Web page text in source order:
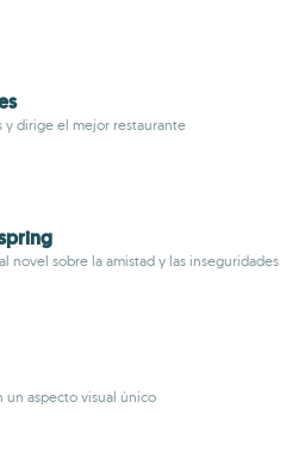
y dirige el mejor restaurante
novel sobre la amistad y las inseguridades
un aspecto visual único